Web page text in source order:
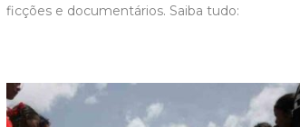
ficções e documentários. Saiba tudo: